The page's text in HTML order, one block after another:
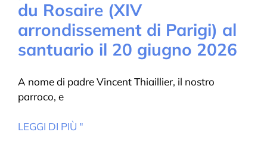
du Rosaire (XIV
arrondissement di Parigi) al
santuario il 20 giugno 2026
A nome di padre Vincent Thiaillier, il nostro
parroco, e
LEGGI DI PIÙ "